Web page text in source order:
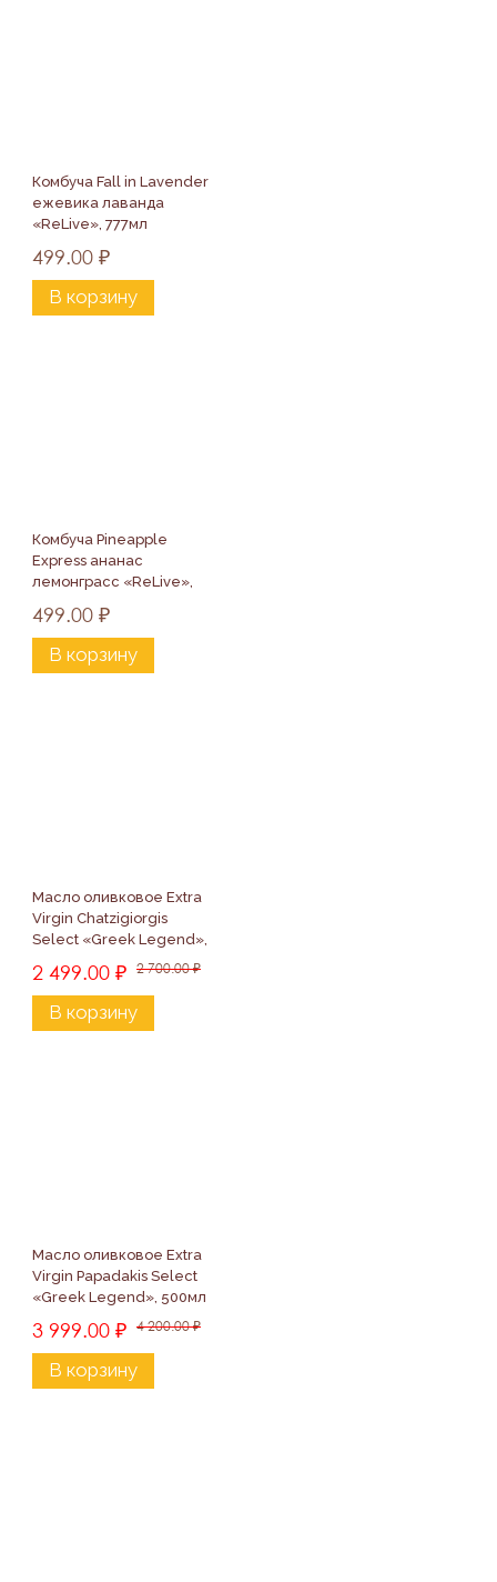
Комбуча Fall in Lavender
ежевика лаванда
«ReLive», 777мл
499.00 ₽
В корзину
Комбуча Pineapple
Express ананас
лемонграсс «ReLive»,
499.00 ₽
В корзину
Масло оливковое Extra
Virgin Chatzigiorgis
Select «Greek Legend»,
2 499.00 ₽ 2 700.00₽
В корзину
Масло оливковое Extra
Virgin Papadakis Select
«Greek Legend», 500мл
3 999.00 ₽ 4 200.00₽
В корзину